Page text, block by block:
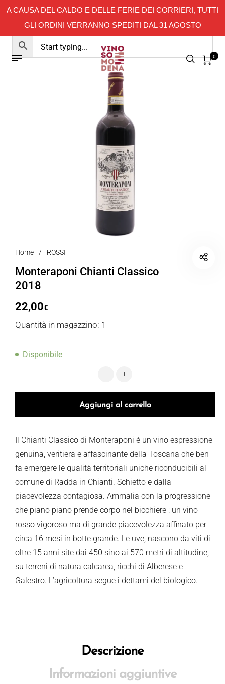
A CAUSA DEL CALDO E DELLE FERIE DEI CORRIERI, TUTTI
GLI ORDINI VERRANNO SPEDITI DAL 31 AGOSTO
0
Home / ROSSI
Monteraponi Chianti Classico
2018
22,00€
Quantità in magazzino: 1
Disponibile
Monteraponi Chianti Classico
Aggiungi al carrello
Il Chianti Classico di Monteraponi è un vino espressione
genuina, veritiera e affascinante della Toscana che ben
fa emergere le qualità territoriali uniche riconducibili al
comune di Radda in Chianti. Schietto e dalla
piacevolezza contagiosa. Ammalia con la progressione
che piano piano prende corpo nel bicchiere : un vino
rosso vigoroso ma di grande piacevolezza affinato per
circa 16 mesi in botte grande. Le uve, nascono da viti di
oltre 15 anni site dai 450 sino ai 570 metri di altitudine,
su terreni di natura calcarea, ricchi di Alberese e
Galestro. L’agricoltura segue i dettami del biologico.
Descrizione
Informazioni aggiuntive